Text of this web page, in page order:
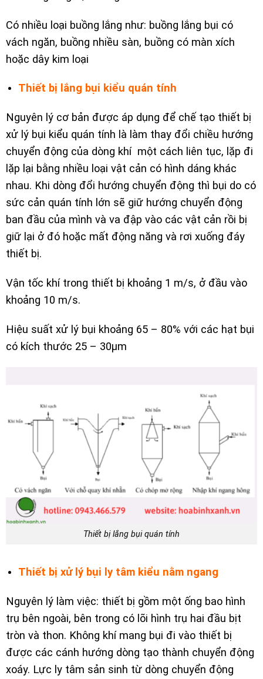
Có nhiều loại buồng lắng như: buồng lắng bụi có
vách ngăn, buồng nhiều sàn, buồng có màn xích
hoặc dây kim loại
Thiết bị lắng bụi kiểu quán tính
Nguyên lý cơ bản được áp dụng để chế tạo thiết bị
xử lý bụi kiểu quán tính là làm thay đổi chiều hướng
chuyển động của dòng khí một cách liên tục, lặp đi
lặp lại bằng nhiều loại vật cản có hình dáng khác
nhau. Khi dòng đổi hướng chuyển động thì bụi do có
sức cản quán tính lớn sẽ giữ hướng chuyển động
ban đầu của mình và va đập vào các vật cản rồi bị
giữ lại ở đó hoặc mất động năng và rơi xuống đáy
thiết bị.
Vận tốc khí trong thiết bị khoảng 1 m/s, ở đầu vào
khoảng 10 m/s.
Hiệu suất xử lý bụi khoảng 65 – 80% với các hạt bụi
có kích thước 25 – 30µm
Thiết bị lắng bụi quán tính
Thiết bị xử lý bụi ly tâm kiểu nằm ngang
Nguyên lý làm việc: thiết bị gồm một ống bao hình
trụ bên ngoài, bên trong có lõi hình trụ hai đầu bịt
tròn và thon. Không khí mang bụi đi vào thiết bị
được các cánh hướng dòng tạo thành chuyển động
xoáy. Lực ly tâm sản sinh từ dòng chuyển động